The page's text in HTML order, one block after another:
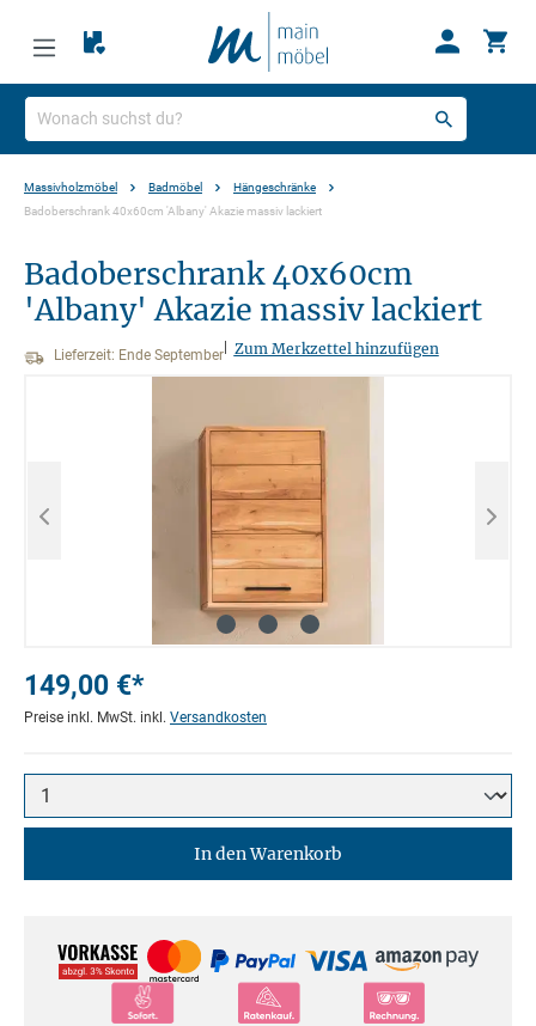
Massivholzmöbel Badmöbel
Hängeschränke
Badoberschrank 40x60cm 'Albany' Akazie massiv lackiert
Badoberschrank 40x60cm
'Albany' Akazie massiv lackiert
Lieferzeit: Ende September Zum Merkzettel hinzufügen
149,00 €*
Preise inkl. MwSt. inkl. Versandkosten
In den Warenkorb